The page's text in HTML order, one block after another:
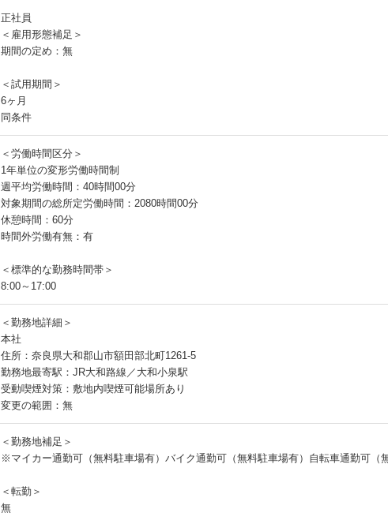
正社員
＜雇用形態補足＞
期間の定め：無
＜試用期間＞
6ヶ月
同条件
＜労働時間区分＞
1年単位の変形労働時間制
週平均労働時間：40時間00分
対象期間の総所定労働時間：2080時間00分
休憩時間：60分
時間外労働有無：有
＜標準的な勤務時間帯＞
8:00～17:00
＜勤務地詳細＞
本社
住所：奈良県大和郡山市額田部北町1261-5
勤務地最寄駅：JR大和路線／大和小泉駅
受動喫煙対策：敷地内喫煙可能場所あり
変更の範囲：無
＜勤務地補足＞
※マイカー通勤可（無料駐車場有）バイク通勤可（無料駐車場有）自転車通勤可（
＜転勤＞
無